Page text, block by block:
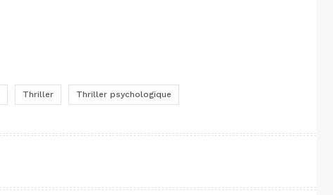
Thriller Thriller psychologique